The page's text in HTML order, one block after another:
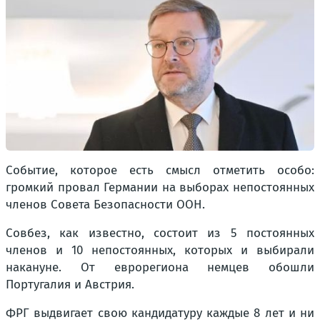
Событие, которое есть смысл отметить особо:
громкий провал Германии на выборах непостоянных
членов Совета Безопасности ООН.
Совбез, как известно, состоит из 5 постоянных
членов и 10 непостоянных, которых и выбирали
накануне. От еврорегиона немцев обошли
Португалия и Австрия.
ФРГ выдвигает свою кандидатуру каждые 8 лет и ни